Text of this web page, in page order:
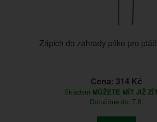
Zápich do zahrady pítko pro
Cena: 314 Kč
Skladem MŮŽETE MÍT JIŽ
Doručíme do: 7.8.